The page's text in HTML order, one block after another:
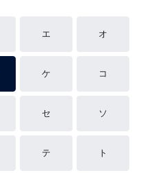
エ オ
ケ コ
セ ソ
テ ト